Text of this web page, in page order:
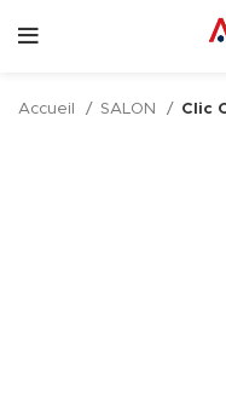
Accueil SALON Clic